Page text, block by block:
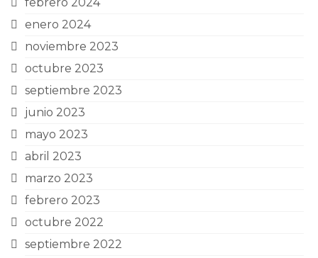
enero 2024
noviembre 2023
octubre 2023
septiembre 2023
junio 2023
mayo 2023
abril 2023
marzo 2023
febrero 2023
octubre 2022
septiembre 2022